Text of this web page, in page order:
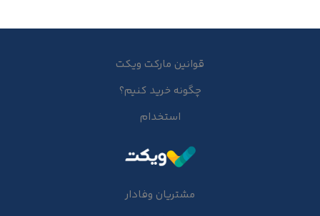
قوانین مارکت ویکت
چگونه خرید کنیم؟
استخدام
مشتریان وفادار